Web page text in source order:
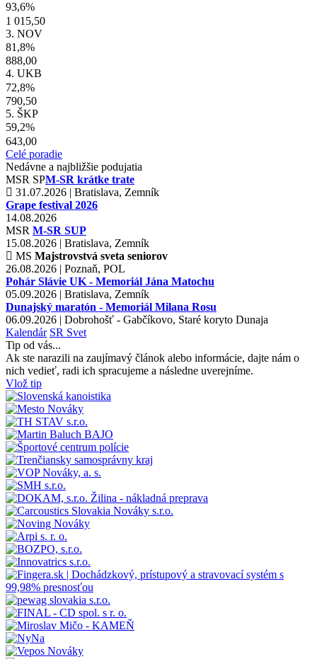
93,6%
1 015,50
3. NOV
81,8%
888,00
4. UKB
72,8%
790,50
5. ŠKP
59,2%
643,00
Celé poradie
Nedávne a najbližšie podujatia
MSR SPM-SR krátke trate
31.07.2026 | Bratislava, Zemník
Grape festival 2026
14.08.2026
MSR M-SR SUP
15.08.2026 | Bratislava, Zemník
MS Majstrovstvá sveta seniorov
26.08.2026 | Poznaň, POL
Pohár Slávie UK - Memoriál Jána Matochu
05.09.2026 | Bratislava, Zemník
Dunajský maratón - Memoriál Milana Rosu
06.09.2026 | Dobrohošť - Gabčíkovo, Staré koryto Dunaja
Kalendár SR Svet
Tip od vás...
Ak ste narazili na zaujímavý článok alebo informácie, dajte nám o
nich vedieť, radi ich spracujeme a následne uverejníme.
Vlož tip